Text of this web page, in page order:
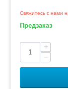
Свяжитесь с нами
Предзаказ
+
−